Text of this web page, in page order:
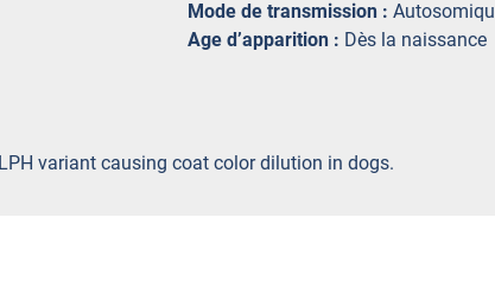
Mode de transmission :
Age d’apparition : Dès la naissance
variant causing coat color dilution in dogs.